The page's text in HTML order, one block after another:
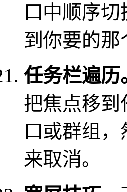
口中顺序
到你要的那
任务栏遍历
把焦点移到
口或群组
来取消。